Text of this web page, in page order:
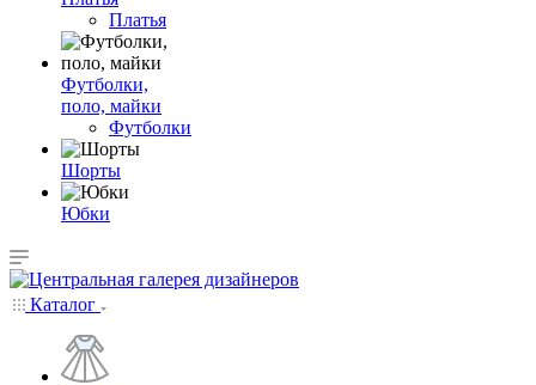
Платья
Футболки,
поло, майки
Футболки
Шорты
Юбки
Каталог